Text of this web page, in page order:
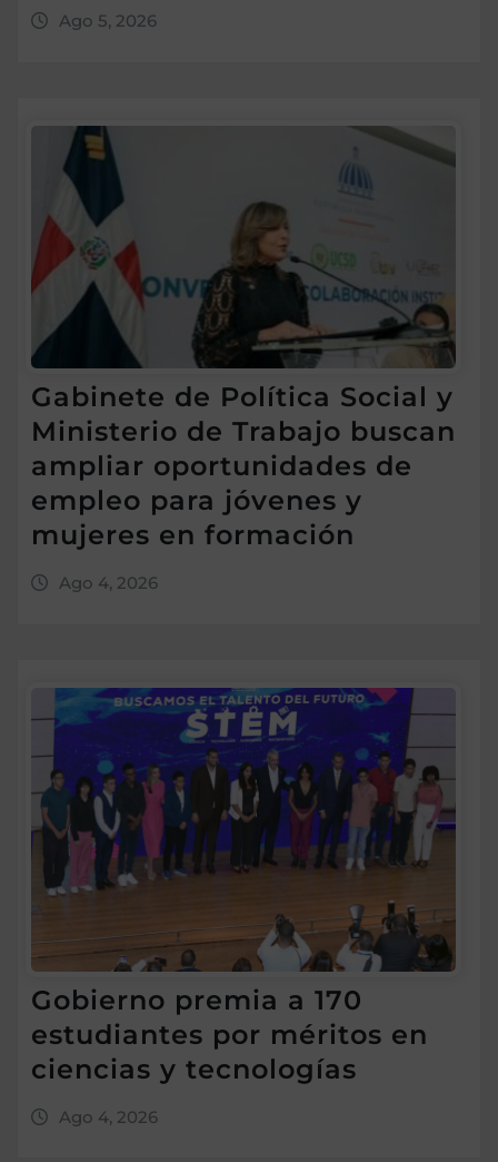
Ago 5, 2026
Gabinete de Política Social y
Ministerio de Trabajo buscan
ampliar oportunidades de
empleo para jóvenes y
mujeres en formación
Ago 4, 2026
Gobierno premia a 170
estudiantes por méritos en
ciencias y tecnologías
Ago 4, 2026